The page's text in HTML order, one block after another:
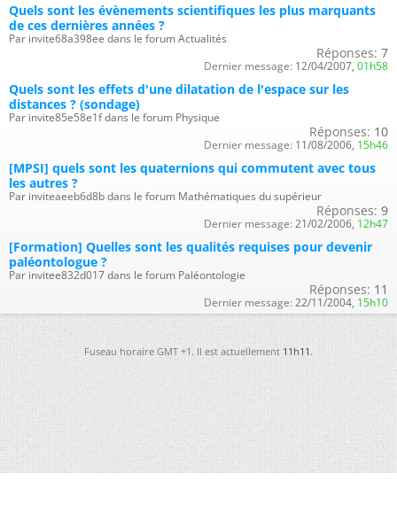
Quels sont les évènements scientifiques les plus marquants
de ces dernières années ?
Par invite68a398ee dans le forum Actualités
Réponses: 7
Dernier message: 12/04/2007, 01h58
Quels sont les effets d'une dilatation de l'espace sur les
distances ? (sondage)
Par invite85e58e1f dans le forum Physique
Réponses: 10
Dernier message: 11/08/2006, 15h46
[MPSI] quels sont les quaternions qui commutent avec tous
les autres ?
Par inviteaeeb6d8b dans le forum Mathématiques du supérieur
Réponses: 9
Dernier message: 21/02/2006, 12h47
[Formation] Quelles sont les qualités requises pour devenir
paléontologue ?
Par invitee832d017 dans le forum Paléontologie
Réponses: 11
Dernier message: 22/11/2004, 15h10
Fuseau horaire GMT +1. Il est actuellement11h11.